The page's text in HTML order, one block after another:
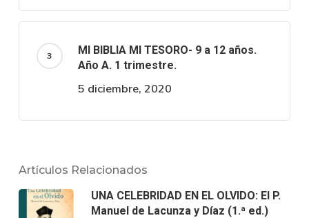
MI BIBLIA MI TESORO- 9 a 12 años.
Año A. 1 trimestre.
5 diciembre, 2020
Artículos Relacionados
UNA CELEBRIDAD EN EL OLVIDO: El P.
Manuel de Lacunza y Díaz (1.ª ed.)